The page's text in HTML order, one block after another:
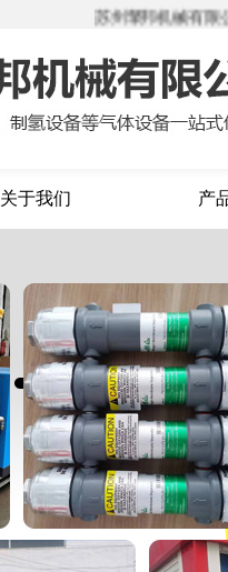
苏州擎邦机械有限公司
关于我们 产